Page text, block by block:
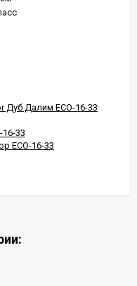
Дуб Далим ECO-16-33
33
ECO-16-33